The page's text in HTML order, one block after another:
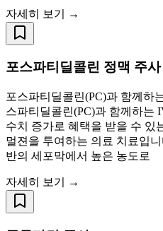
자세히 보기 →
포스파티딜콜린 정맥 주사
포스파티딜콜린(PC)과 함께하
스파티딜콜린(PC)과 함께하는
수치 증가로 혜택을 받을 수 있
멀젼을 투여하는 의료 치료입
반의 세포막에서 높은 농도로
자세히 보기 →